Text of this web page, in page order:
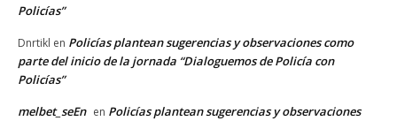
Policías”
Dnrtikl en Policías plantean sugerencias y observaciones como
parte del inicio de la jornada “Dialoguemos de Policía con
Policías”
melbet_seEn en Policías plantean sugerencias y observaciones